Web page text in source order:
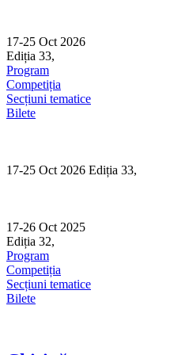
content
17-25 Oct 2026
Ediția 33,
Program
Competiția
Secțiuni tematice
Bilete
17-25 Oct 2026 Ediția 33,
17-26 Oct 2025
Ediția 32,
Program
Competiția
Secțiuni tematice
Bilete